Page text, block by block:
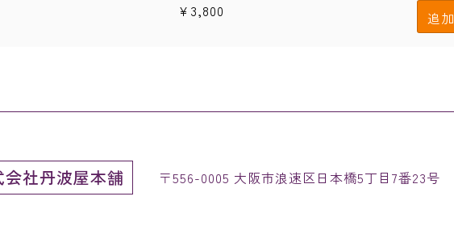
¥ 3,800 追加
会社丹波屋本舗 〒556-0005 大阪市浪速区日本橋5丁目7番23号